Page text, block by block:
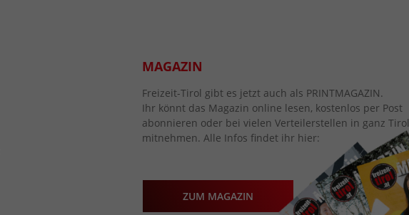
MAGAZIN
Freizeit-Tirol gibt es jetzt auch als PRINTMAGAZIN.
Ihr könnt das Magazin online lesen, kostenlos per Post
abonnieren oder bei vielen Verteilerstellen in ganz Tirol
mitnehmen. Alle Infos findet ihr hier:
ZUM MAGAZIN